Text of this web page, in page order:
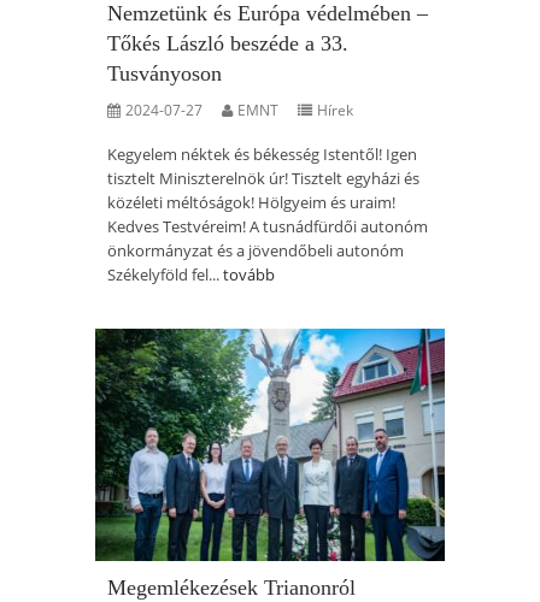
Nemzetünk és Európa védelmében –
Tőkés László beszéde a 33.
Tusványoson
2024-07-27 EMNT Hírek
Kegyelem néktek és békesség Istentől! Igen
tisztelt Miniszterelnök úr! Tisztelt egyházi és
közéleti méltóságok! Hölgyeim és uraim!
Kedves Testvéreim! A tusnádfürdői autonóm
önkormányzat és a jövendőbeli autonóm
Székelyföld fel...tovább
Megemlékezések Trianonról